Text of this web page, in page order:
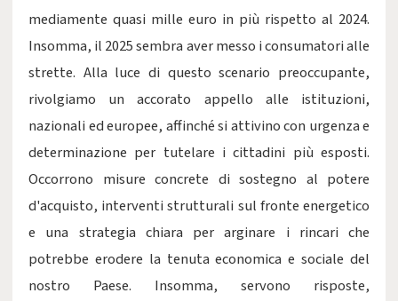
mediamente quasi mille euro in più rispetto al 2024.
Insomma, il 2025 sembra aver messo i consumatori alle
strette. Alla luce di questo scenario preoccupante,
rivolgiamo un accorato appello alle istituzioni,
nazionali ed europee, affinché si attivino con urgenza e
determinazione per tutelare i cittadini più esposti.
Occorrono misure concrete di sostegno al potere
d'acquisto, interventi strutturali sul fronte energetico
e una strategia chiara per arginare i rincari che
potrebbe erodere la tenuta economica e sociale del
nostro Paese. Insomma, servono risposte,